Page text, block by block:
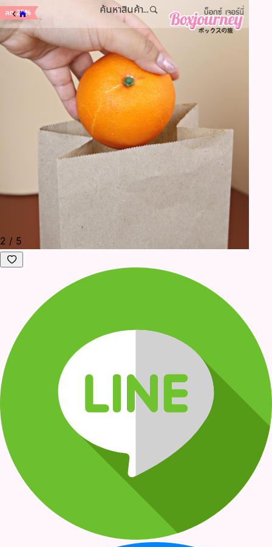
ค้นหาสินค้า...
2 / 5
ลด 25%